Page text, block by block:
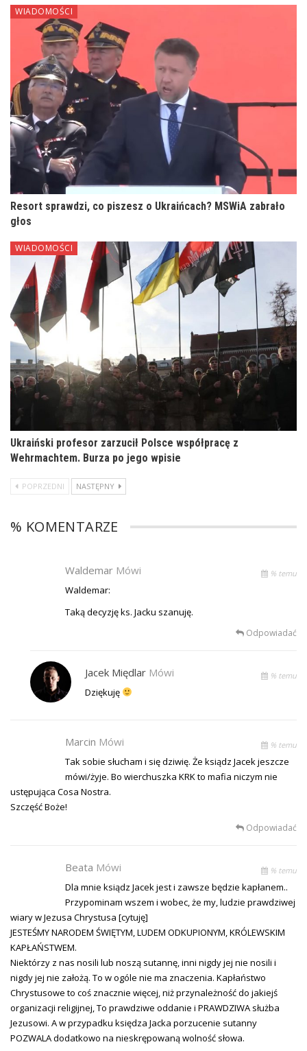
WIADOMOŚCI
Resort sprawdzi, co piszesz o Ukraińcach? MSWiA zabrało
głos
WIADOMOŚCI
Ukraiński profesor zarzucił Polsce współpracę z
Wehrmachtem. Burza po jego wpisie
POPRZEDNI NASTĘPNY
% KOMENTARZE
Waldemar Mówi % temu
Waldemar:
Taką decyzję ks. Jacku szanuję.
Odpowiadać
Jacek Międlar Mówi % temu
Dziękuję
Marcin Mówi % temu
Tak sobie słucham i się dziwię. Że ksiądz Jacek jeszcze
mówi/żyje. Bo wierchuszka KRK to mafia niczym nie
ustępująca Cosa Nostra.
Szczęść Boże!
Odpowiadać
Beata Mówi % temu
Dla mnie ksiądz Jacek jest i zawsze będzie kapłanem..
Przypominam wszem i wobec, że my, ludzie prawdziwej
wiary w Jezusa Chrystusa [cytuję]
JESTEŚMY NARODEM ŚWIĘTYM, LUDEM ODKUPIONYM, KRÓLEWSKIM
KAPŁAŃSTWEM.
Niektórzy z nas nosili lub noszą sutannę, inni nigdy jej nie nosili i
nigdy jej nie założą. To w ogóle nie ma znaczenia. Kapłaństwo
Chrystusowe to coś znacznie więcej, niż przynależność do jakiejś
organizacji religijnej, To prawdziwe oddanie i PRAWDZIWA służba
Jezusowi. A w przypadku księdza Jacka porzucenie sutanny
POZWALA dodatkowo na nieskrępowaną wolność słowa.